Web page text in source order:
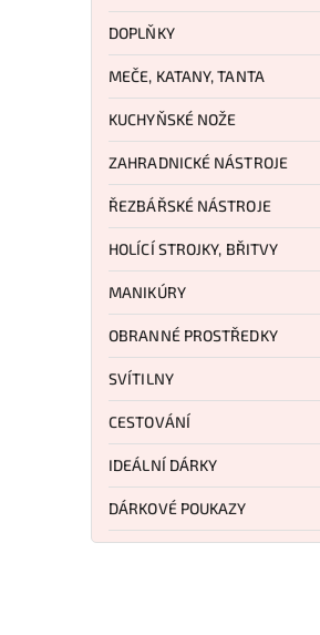
DOPLŇKY
MEČE, KATANY, TANTA
KUCHYŇSKÉ NOŽE
ZAHRADNICKÉ NÁSTROJE
ŘEZBÁŘSKÉ NÁSTROJE
HOLÍCÍ STROJKY, BŘITVY
MANIKÚRY
OBRANNÉ PROSTŘEDKY
SVÍTILNY
CESTOVÁNÍ
IDEÁLNÍ DÁRKY
DÁRKOVÉ POUKAZY